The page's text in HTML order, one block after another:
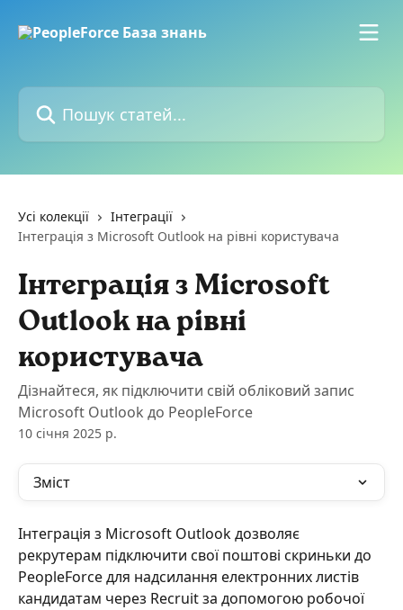
Пошук статей...
Усі колекції
Інтеграції
Інтеграція з Microsoft Outlook на рівні користувача
Інтеграція з Microsoft
Outlook на рівні
користувача
Дізнайтеся, як підключити свій обліковий запис
Microsoft Outlook до PeopleForce
10 січня 2025 р.
Зміст
Інтеграція з Microsoft Outlook дозволяє
рекрутерам підключити свої поштові скриньки до
PeopleForce для надсилання електронних листів
кандидатам через Recruit за допомогою робочої